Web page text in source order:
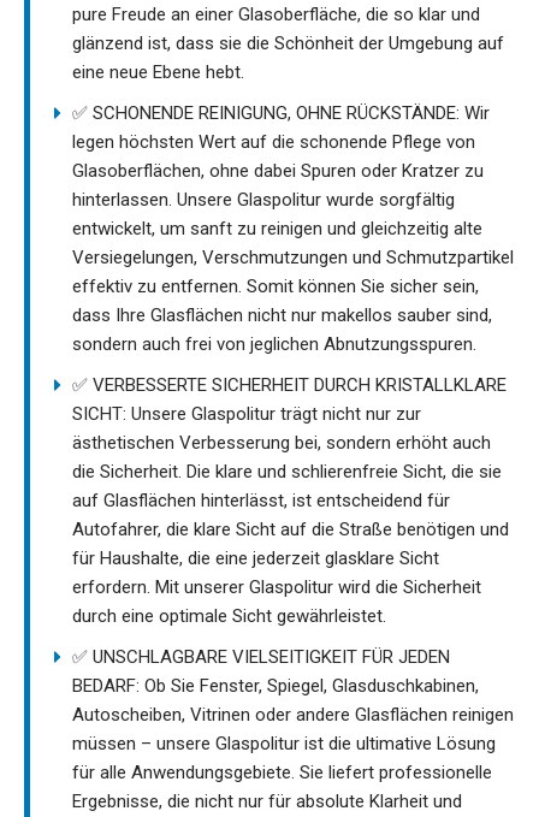
pure Freude an einer Glasoberfläche, die so klar und
glänzend ist, dass sie die Schönheit der Umgebung auf
eine neue Ebene hebt.
✅ SCHONENDE REINIGUNG, OHNE RÜCKSTÄNDE: Wir
legen höchsten Wert auf die schonende Pflege von
Glasoberflächen, ohne dabei Spuren oder Kratzer zu
hinterlassen. Unsere Glaspolitur wurde sorgfältig
entwickelt, um sanft zu reinigen und gleichzeitig alte
Versiegelungen, Verschmutzungen und Schmutzpartikel
effektiv zu entfernen. Somit können Sie sicher sein,
dass Ihre Glasflächen nicht nur makellos sauber sind,
sondern auch frei von jeglichen Abnutzungsspuren.
✅ VERBESSERTE SICHERHEIT DURCH KRISTALLKLARE
SICHT: Unsere Glaspolitur trägt nicht nur zur
ästhetischen Verbesserung bei, sondern erhöht auch
die Sicherheit. Die klare und schlierenfreie Sicht, die sie
auf Glasflächen hinterlässt, ist entscheidend für
Autofahrer, die klare Sicht auf die Straße benötigen und
für Haushalte, die eine jederzeit glasklare Sicht
erfordern. Mit unserer Glaspolitur wird die Sicherheit
durch eine optimale Sicht gewährleistet.
✅ UNSCHLAGBARE VIELSEITIGKEIT FÜR JEDEN
BEDARF: Ob Sie Fenster, Spiegel, Glasduschkabinen,
Autoscheiben, Vitrinen oder andere Glasflächen reinigen
müssen – unsere Glaspolitur ist die ultimative Lösung
für alle Anwendungsgebiete. Sie liefert professionelle
Ergebnisse, die nicht nur für absolute Klarheit und